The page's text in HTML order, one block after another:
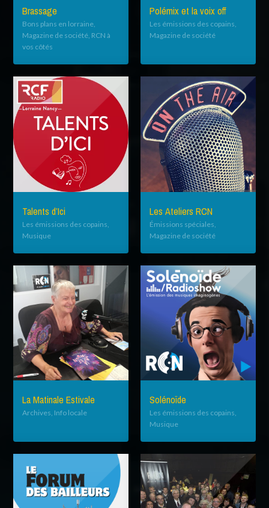
Brassage
Bons plans en lorraine,
Magazine de société, RCN à
vos côtés
Polémix et la voix off
Les émissions des copains,
Magazine de société
Talents d’Ici
Les émissions des copains,
Musique
Les Ateliers RCN
Émissions spéciales,
Magazine de société
La Matinale Estivale
Archives, Info locale
Solénoïde
Les émissions des copains,
Musique